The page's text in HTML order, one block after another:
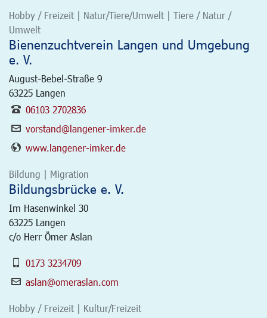
Hobby / Freizeit | Natur/Tiere/Umwelt | Tiere / Natur /
Umwelt
Bienenzuchtverein Langen und Umgebung
e. V.
August-Bebel-Straße 9
63225 Langen
06103 2702836
vorstand@langener-imker.de
www.langener-imker.de
Bildung | Migration
Bildungsbrücke e. V.
Im Hasenwinkel 30
63225 Langen
c/o Herr Ömer Aslan
0173 3234709
aslan@omeraslan.com
Hobby / Freizeit | Kultur/Freizeit